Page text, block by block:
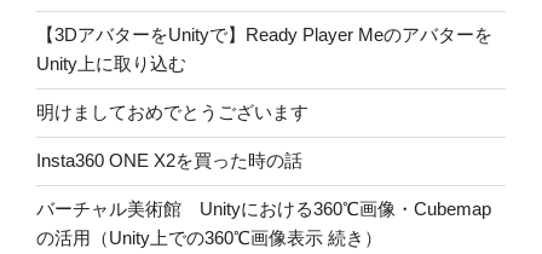
【3DアバターをUnityで】Ready Player Meのアバターを
Unity上に取り込む
明けましておめでとうございます
Insta360 ONE X2を買った時の話
バーチャル美術館 Unityにおける360℃画像・Cubemap
の活用（Unity上での360℃画像表示 続き）